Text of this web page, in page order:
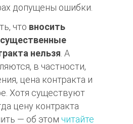
допущены ошибки.
что вносить
нельзя . А
в частности,
цена контракта и
Хотя существуют
цену контракта
— об этом читайте